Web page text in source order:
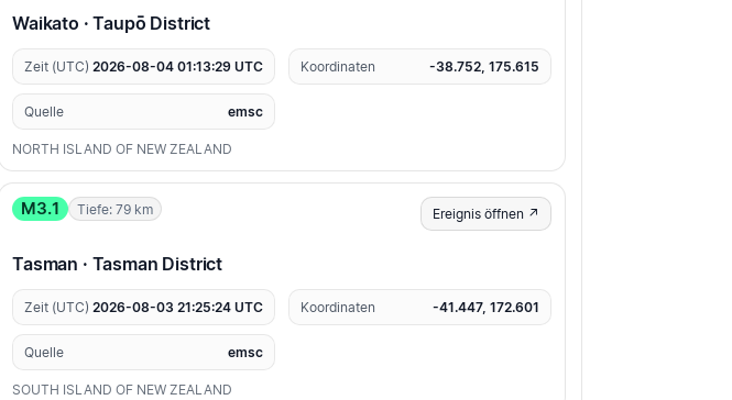
Waikato · Taupō District
Zeit (UTC) 2026-08-04 01:13:29 UTC Koordinaten -38.752, 175.615
Quelle emsc
NORTH ISLAND OF NEW ZEALAND
M3.1 Tiefe: 79 km Ereignis öffnen ↗
Tasman · Tasman District
Zeit (UTC) 2026-08-03 21:25:24 UTC Koordinaten -41.447, 172.601
Quelle emsc
SOUTH ISLAND OF NEW ZEALAND